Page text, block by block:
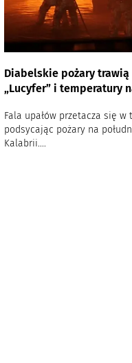
Diabelskie pożary trawią
„Lucyfer” i temperatury
Fala upałów przetacza się w
podsycając pożary na
Kalabrii....